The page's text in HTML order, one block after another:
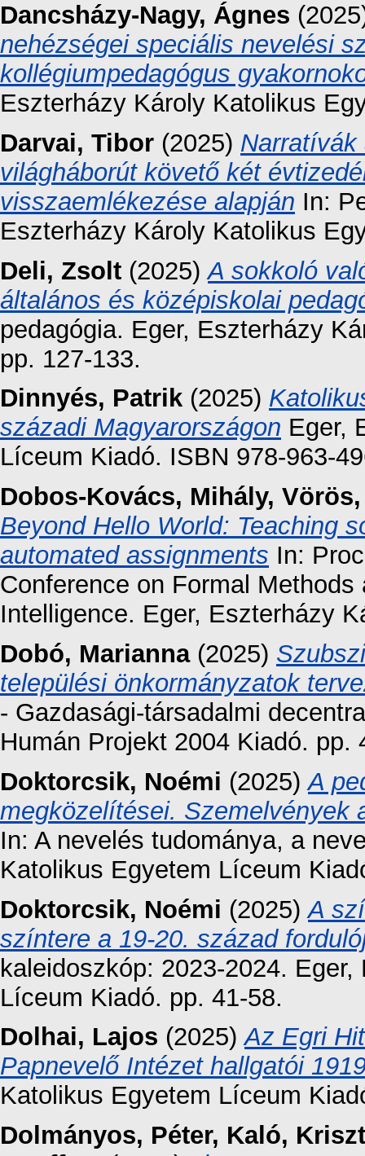
Dancsházy-Nagy, Ágnes
nehézségei speciális nevelési
kollégiumpedagógus
Eszterházy Károly Katolikus
Darvai, Tibor (2025) Narratívák
világháborút követő két
visszaemlékezése alapján In:
Eszterházy Károly Katolikus
Deli, Zsolt (2025)A sokkoló
általános és középiskolai
pedagógia. Eger, Eszterházy
pp. 127-133.
Dinnyés, Patrik (2025)
századi Magyarországon Eger,
Líceum Kiadó. ISBN 978-963-
Dobos-Kovács, Mihály,
Beyond Hello World: Teaching
automated assignments In:
Conference on Formal
Intelligence. Eger, Eszterházy
Dobó, Marianna(2025)
települési önkormányzatok
- Gazdasági-társadalmi
Humán Projekt 2004 Kiadó. pp.
Doktorcsik, Noémi (2025)A
megközelítései. Szemelvények
In: A nevelés tudománya, a
Katolikus Egyetem Líceum
Doktorcsik, Noémi (2025)A
színtere a 19-20. század
kaleidoszkóp: 2023-2024.
Líceum Kiadó. pp. 41-58.
Dolhai, Lajos (2025)Az Egri
Papnevelő Intézet hallgatói
Katolikus Egyetem Líceum
Dolmányos, Péter, Kaló,